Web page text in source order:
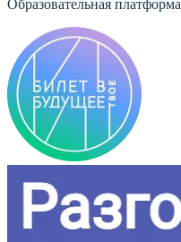
Образовательная платформа